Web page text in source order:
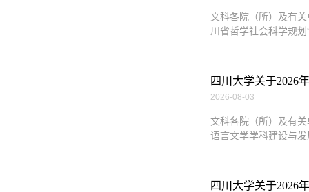
文科各院（所）及有
川省哲学社会科学规
四川大学关于2026
2026-08-03
文科各院（所）及有
语言文学学科建设与
四川大学关于2026